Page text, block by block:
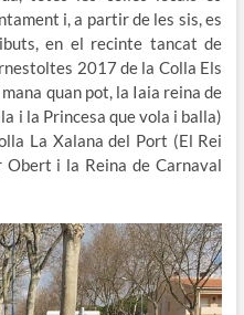
i, a partir de les sis, es
en el recinte tancat de
2017 de la Colla Els
quan pot, la Iaia reina de
i la Princesa que vola i balla)
La Xalana del Port (El Rei
i la Reina de Carnaval